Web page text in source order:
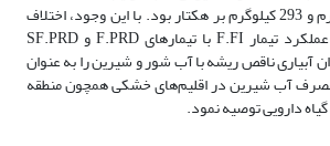
عدد، 10 عدد، 86/0 گرم و 293 کیلوگرم بر هکتار بود. با این وجود، اختلاف
معنی‌داری بین مقادیر عملکرد تیمار F.FI با تیمارهای F.PRD و SF.PRD
آبیاری ناقص ریشه با آب شور و شیرین را به عنوان
آب شیرین در اقلیم‌های خشکی همچون منطقه
دارویی توصیه نمود.